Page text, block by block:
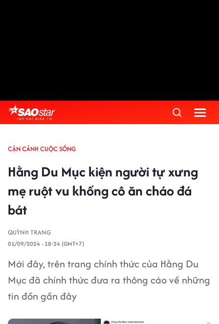
CẬN CẢNH CUỘC SỐNG
Hằng Du Mục kiện người tự xưng
mẹ ruột vu khống cô ăn cháo đá
bát
QUỲNH TRANG
01/09/2024 - 18:24 (GMT+7)
Mới đây, trên trang chính thức của Hằng Du
Mục đã chính thức đưa ra thông cáo về những
tin đồn gần đây